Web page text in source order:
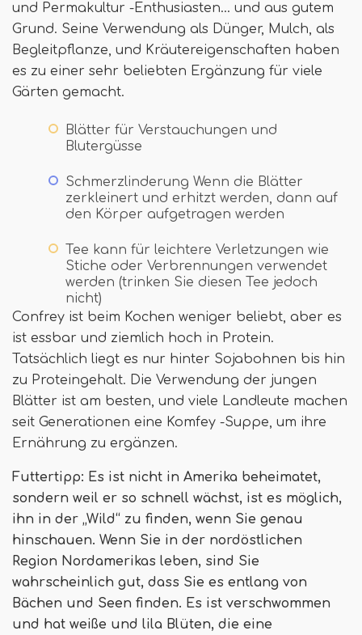
und Permakultur -Enthusiasten… und aus gutem
Grund. Seine Verwendung als Dünger, Mulch, als
Begleitpflanze, und Kräutereigenschaften haben
es zu einer sehr beliebten Ergänzung für viele
Gärten gemacht.
Blätter für Verstauchungen und
Blutergüsse
Schmerzlinderung Wenn die Blätter
zerkleinert und erhitzt werden, dann auf
den Körper aufgetragen werden
Tee kann für leichtere Verletzungen wie
Stiche oder Verbrennungen verwendet
werden (trinken Sie diesen Tee jedoch
nicht)
Confrey ist beim Kochen weniger beliebt, aber es
ist essbar und ziemlich hoch in Protein.
Tatsächlich liegt es nur hinter Sojabohnen bis hin
zu Proteingehalt. Die Verwendung der jungen
Blätter ist am besten, und viele Landleute machen
seit Generationen eine Komfey -Suppe, um ihre
Ernährung zu ergänzen.
Futtertipp: Es ist nicht in Amerika beheimatet,
sondern weil er so schnell wächst, ist es möglich,
ihn in der „Wild“ zu finden, wenn Sie genau
hinschauen. Wenn Sie in der nordöstlichen
Region Nordamerikas leben, sind Sie
wahrscheinlich gut, dass Sie es entlang von
Bächen und Seen finden. Es ist verschwommen
und hat weiße und lila Blüten, die eine